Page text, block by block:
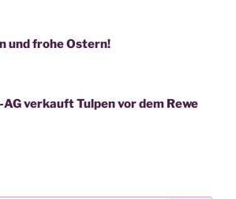
und frohe Ostern!
verkauft Tulpen vor dem Rewe